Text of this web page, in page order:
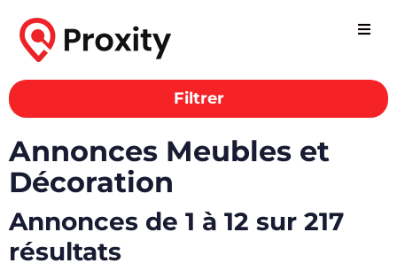
Filtrer
Annonces Meubles et
Décoration
Annonces de 1 à 12 sur 217
résultats